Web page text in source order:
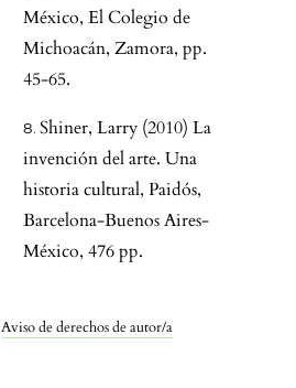
Aviso de derechos de autor/a
México, El Colegio de
Michoacán, Zamora, pp.
45-65.
Shiner, Larry (2010) La
invención del arte. Una
historia cultural, Paidós,
Barcelona-Buenos Aires-
México, 476 pp.